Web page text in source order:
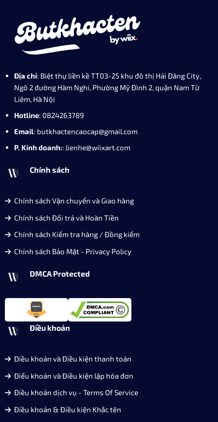
Địa chỉ: Biệt thự liền kề TT03-25 khu đô thị Hải Đăng City,
Ngõ 2 đường Hàm Nghi, Phường Mỹ Đình 2, quận Nam Từ
Liêm, Hà Nội
Hotline: 0824263789
Email: butkhactencaocap@gmail.com
P. Kinh doanh:: lienhe@wiixart.com
Chính sách
Chính sách Vận chuyển và Giao hàng
Chính sách Đổi trả và Hoàn Tiền
Chính sách Kiểm tra hàng / Đồng kiểm
Chính sách Bảo Mật - Privacy Policy
DMCA Protected
Điều khoản
Điều khoản và Điều kiện thanh toán
Điểu khoản và Điều kiện lập hóa đơn
Điều khoản dịch vụ - Terms Of Service
Điều khoản & Điều kiện Khắc tên